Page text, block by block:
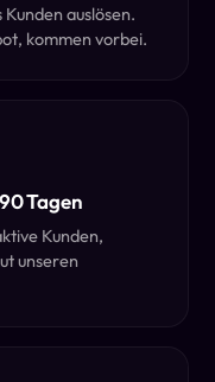
auslösen.
kommen vorbei.
Tagen
Kunden,
unseren